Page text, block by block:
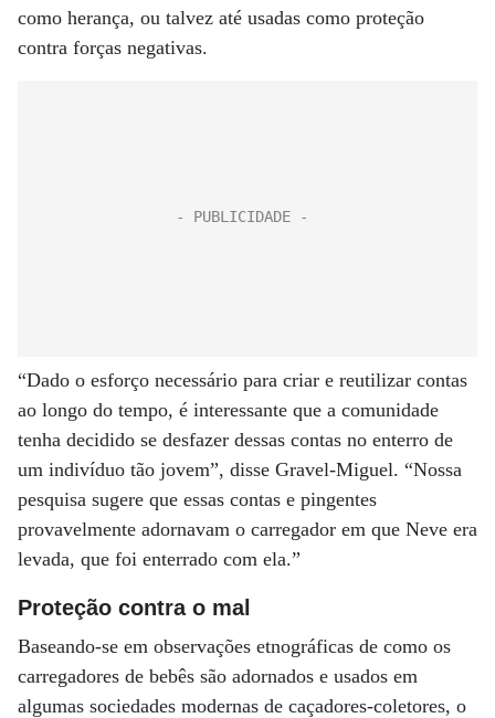
como herança, ou talvez até usadas como proteção
contra forças negativas.
“Dado o esforço necessário para criar e reutilizar contas
ao longo do tempo, é interessante que a comunidade
tenha decidido se desfazer dessas contas no enterro de
um indivíduo tão jovem”, disse Gravel-Miguel. “Nossa
pesquisa sugere que essas contas e pingentes
provavelmente adornavam o carregador em que Neve era
levada, que foi enterrado com ela.”
Proteção contra o mal
Baseando-se em observações etnográficas de como os
carregadores de bebês são adornados e usados ​​em
algumas sociedades modernas de caçadores-coletores, o